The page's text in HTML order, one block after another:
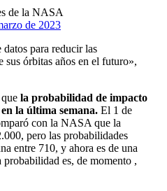
de la NASA
de 2023
datos para reducir las
sus órbitas años en el futuro»,
la probabilidad de impacto
la última semana. El 1 de
con la NASA que la
pero las probabilidades
entre 710, y ahora es de una
es, de momento ,